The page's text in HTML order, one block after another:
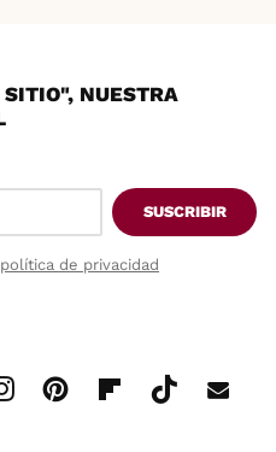
NUESTRA
SUSCRIBIR
política de privacidad